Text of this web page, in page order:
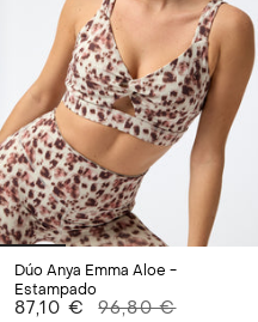
Dúo Anya Emma Aloe -
Estampado
87,10 € 96,80 €